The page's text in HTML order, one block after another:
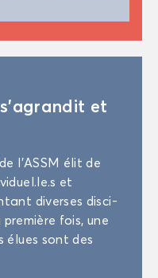
et
l’ASSM élit de
et
di­verses dis­ci­
fois, une
élues sont des